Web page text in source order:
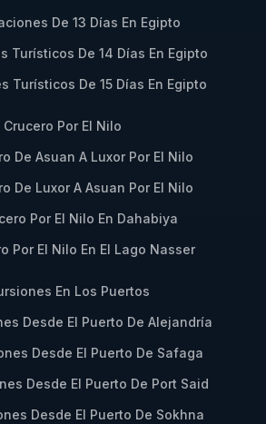
De 13 Días En Egipto
Turísticos De 14 Días En Egipto
Turísticos De 15 Días En Egipto
Crucero Por El Nilo
De Asuan A Luxor Por El Nilo
De Luxor A Asuan Por El Nilo
Por El Nilo En Dahabiya
Por El Nilo En El Lago Nasser
En Los Puertos
Desde El Puerto De Alejandría
Desde El Puerto De Safaga
Desde El Puerto De Port Said
Desde El Puerto De Sokhna